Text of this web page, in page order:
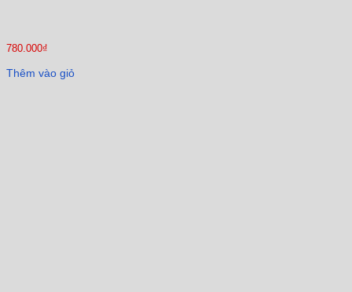
780.000₫
Thêm vào giỏ